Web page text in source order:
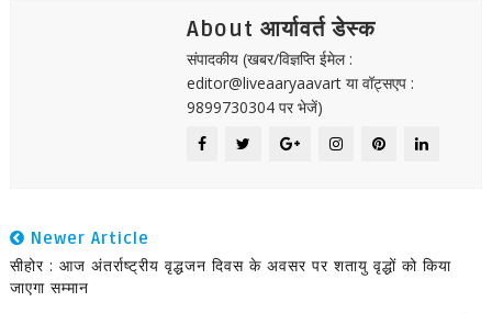
About आर्यावर्त डेस्क
संपादकीय (खबर/विज्ञप्ति ईमेल :
editor@liveaaryaavart या वॉट्सएप :
9899730304 पर भेजें)
Newer Article
सीहोर : आज अंतर्राष्ट्रीय वृद्धजन दिवस के अवसर पर शतायु वृद्धों को किया
जाएगा सम्मान